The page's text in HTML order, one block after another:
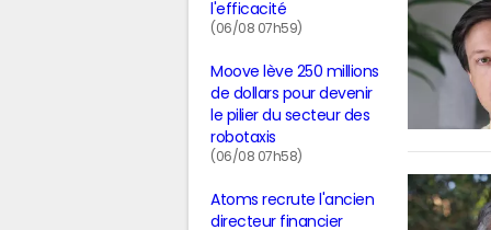
l'efficacité
(06/08 07h59)
Moove lève 250 millions
de dollars pour devenir
le pilier du secteur des
robotaxis
(06/08 07h58)
Atoms recrute l'ancien
directeur financier